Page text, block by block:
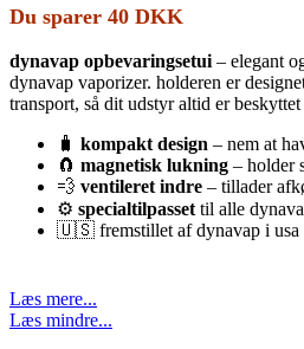
pris
139,00 kr..
pris
99,00 kr..
Du sparer 40 DKK
dynavap opbevaringsetui– elegant
dynavap vaporizer. holderen er
transport, så dit udstyr altid er
🧳 kompakt design – nem at
🧲 magnetisk lukning – holder
💨 ventileret indre – tillader
⚙️ specialtilpassettil alle
🇺🇸 fremstillet af dynavap i usa
Læs mere...
Læs mindre...